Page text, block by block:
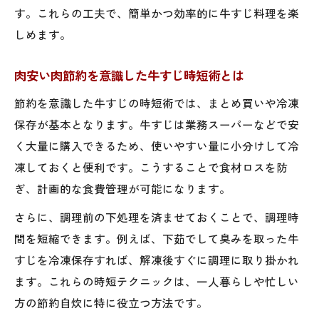
す。これらの工夫で、簡単かつ効率的に牛すじ料理を楽
しめます。
肉安い肉節約を意識した牛すじ時短術とは
節約を意識した牛すじの時短術では、まとめ買いや冷凍
保存が基本となります。牛すじは業務スーパーなどで安
く大量に購入できるため、使いやすい量に小分けして冷
凍しておくと便利です。こうすることで食材ロスを防
ぎ、計画的な食費管理が可能になります。
さらに、調理前の下処理を済ませておくことで、調理時
間を短縮できます。例えば、下茹でして臭みを取った牛
すじを冷凍保存すれば、解凍後すぐに調理に取り掛かれ
ます。これらの時短テクニックは、一人暮らしや忙しい
方の節約自炊に特に役立つ方法です。